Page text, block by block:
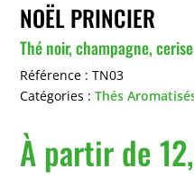
NOËL PRINCIER
Thé noir, champagne,
Référence :TN03
Catégories :Thés
À partir de